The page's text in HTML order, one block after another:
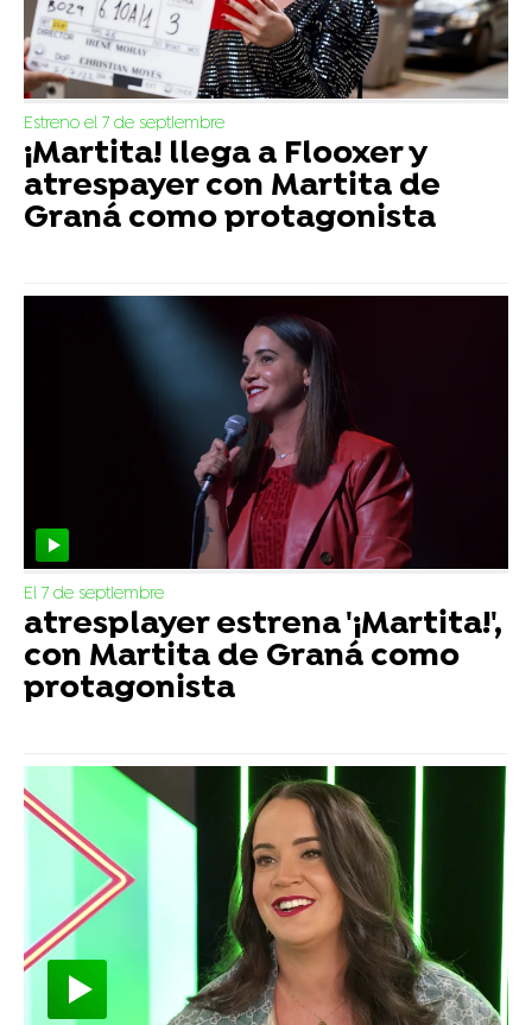
Estreno el 7 de septiembre
¡Martita! llega a Flooxer y
atrespayer con Martita de
Graná como protagonista
El 7 de septiembre
atresplayer estrena '¡Martita!',
con Martita de Graná como
protagonista